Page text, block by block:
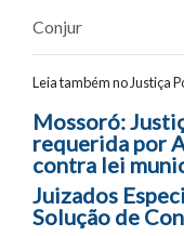
Conjur
Leia também no Justiça
Mossoró:
requerida por
contra lei
Juizados
Solução de